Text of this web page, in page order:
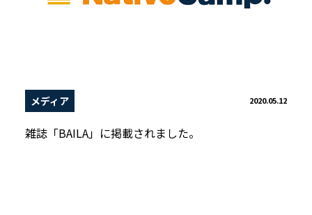
メディア 2020.05.12
雑誌「BAILA」に掲載されました。